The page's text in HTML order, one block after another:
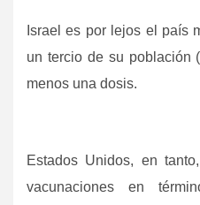
Israel es por lejos el país
un tercio de su población
menos una dosis.
Estados Unidos, en
vacunaciones en